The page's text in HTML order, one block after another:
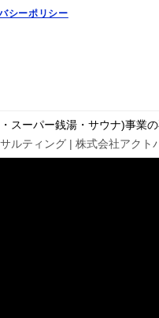
シーポリシー
スーパー銭湯・サウナ)事業
ルティング | 株式会社アクト